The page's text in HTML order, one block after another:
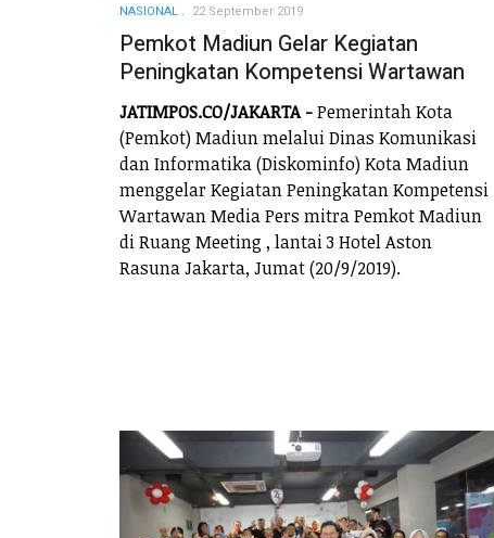
NASIONAL 22 September 2019
Pemkot Madiun Gelar Kegiatan
Peningkatan Kompetensi Wartawan
JATIMPOS.CO/JAKARTA -Pemerintah Kota
(Pemkot) Madiun melalui Dinas Komunikasi
dan Informatika (Diskominfo) Kota Madiun
menggelar Kegiatan Peningkatan Kompetensi
Wartawan Media Pers mitra Pemkot Madiun
di Ruang Meeting , lantai 3 Hotel Aston
Rasuna Jakarta, Jumat (20/9/2019).